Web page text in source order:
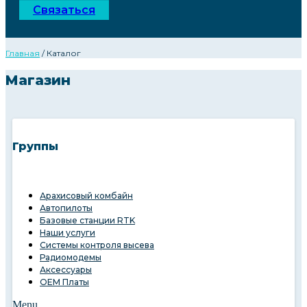
Связаться
Главная / Каталог
Магазин
Группы
Арахисовый комбайн
Автопилоты
Базовые станции RTK
Наши услуги
Системы контроля высева
Радиомодемы
Аксессуары
OEM Платы
Menu